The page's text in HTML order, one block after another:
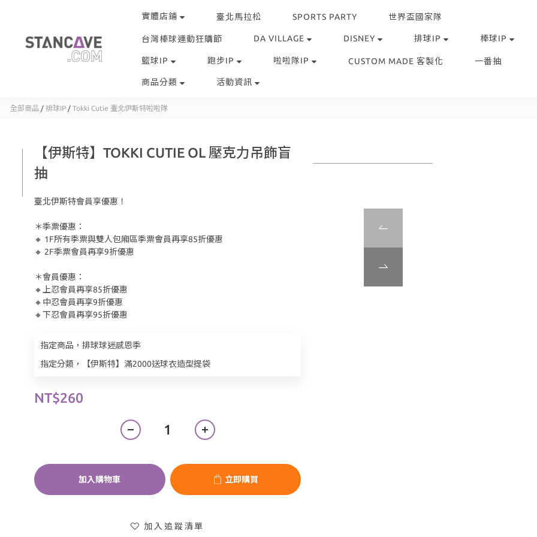
實體店鋪 臺北馬拉松 SPORTS PARTY 世界盃國家隊
台灣棒球運動狂購節 DA VILLAGE DISNEY 排球IP 棒球IP
籃球IP 跑步IP 啦啦隊IP CUSTOM MADE 客製化 一番抽
商品分類 活動資訊
全部商品 / 排球IP / Tokki Cutie 臺北伊斯特啦啦隊
【伊斯特】TOKKI CUTIE OL 壓克力吊飾盲
抽
臺北伊斯特會員享優惠！
＊季票優惠：
🔸 1F所有季票與雙人包廂區季票會員再享85折優惠
🔸 2F季票會員再享9折優惠
＊會員優惠：
🔸上忍會員再享85折優惠
🔸中忍會員再享9折優惠
🔸下忍會員再享95折優惠
指定商品，排球球迷感恩季
指定分類，【伊斯特】滿2000送球衣造型提袋
NT$260
加入購物車 立即購買
加入追蹤清單